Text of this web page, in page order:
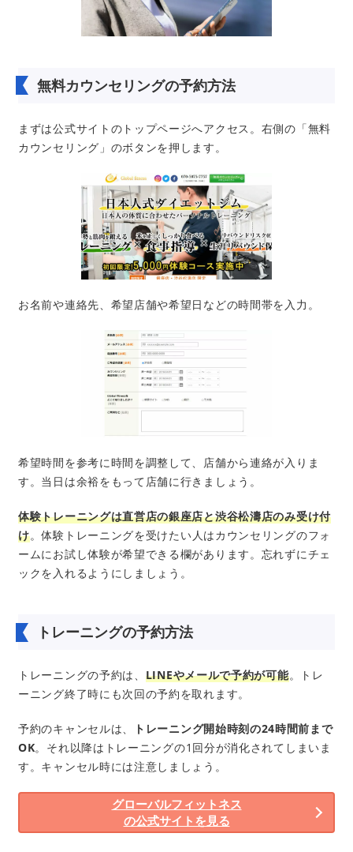
無料カウンセリングの予約方法
まずは公式サイトのトップページへアクセス。右側の「無料
カウンセリング」のボタンを押します。
お名前や連絡先、希望店舗や希望日などの時間帯を入力。
希望時間を参考に時間を調整して、店舗から連絡が入りま
す。当日は余裕をもって店舗に行きましょう。
体験トレーニングは直営店の銀座店と渋谷松濤店のみ受け付
け。体験トレーニングを受けたい人はカウンセリングのフォ
ームにお試し体験が希望できる欄があります。忘れずにチェ
ックを入れるようにしましょう。
トレーニングの予約方法
トレーニングの予約は、 LINEやメールで予約が可能。トレ
ーニング終了時にも次回の予約を取れます。
予約のキャンセルは、
トレーニング開始時刻の24時間前まで
OK。それ以降はトレーニングの1回分が消化されてしまいま
す。キャンセル時には注意しましょう。
グローバルフィットネス
の公式サイトを見る